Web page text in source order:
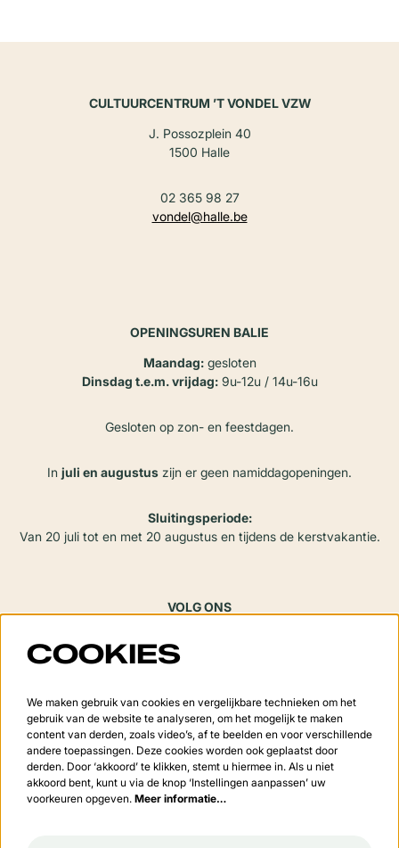
CULTUURCENTRUM ’T VONDEL VZW
J. Possozplein 40
1500 Halle
02 365 98 27
vondel@halle.be
OPENINGSUREN BALIE
Maandag:gesloten
Dinsdag t.e.m. vrijdag:9u-12u / 14u-16u
Gesloten op zon- en feestdagen.
In juli en augustus zijn er geen namiddagopeningen.
Sluitingsperiode:
Van 20 juli tot en met 20 augustus en tijdens de kerstvakantie.
VOLG ONS
Meld je aan voor de nieuwsbrief
Aanmelden
COOKIES
We maken gebruik van cookies en vergelijkbare technieken om het
gebruik van de website te analyseren, om het mogelijk te maken
content van derden, zoals video’s, af te beelden en voor verschillende
andere toepassingen. Deze cookies worden ook geplaatst door
derden. Door ‘akkoord’ te klikken, stemt u hiermee in. Als u niet
akkoord bent, kunt u via de knop ‘Instellingen aanpassen’ uw
voorkeuren opgeven. Meer informatie…